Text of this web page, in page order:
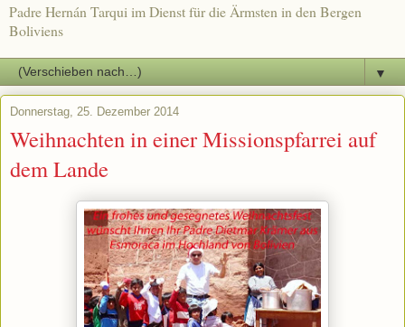
Padre Hernán Tarqui im Dienst für die Ärmsten in den Bergen
Boliviens
▼
Donnerstag, 25. Dezember 2014
Weihnachten in einer Missionspfarrei auf
dem Lande